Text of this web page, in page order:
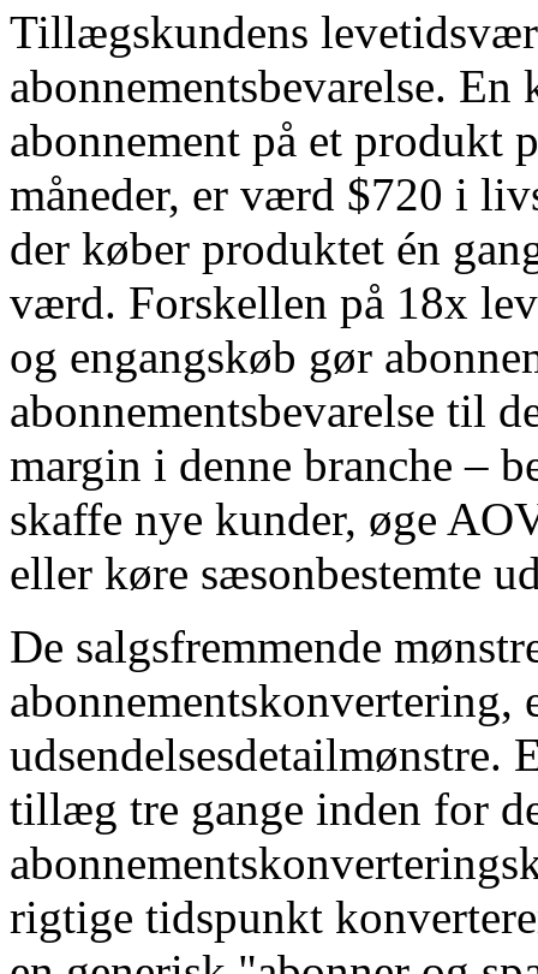
Tillægskundens
abonnementsbevarelse.
abonnement på et produkt
måneder, er værd $720 i
der køber produktet én
værd. Forskellen på 18x
og engangskøb gør
abonnementsbevarelse til
margin i denne branche –
skaffe nye kunder, øge
eller køre sæsonbestemte
De salgsfremmende
abonnementskonvertering,
udsendelsesdetailmønstre.
tillæg tre gange inden for
rigtige tidspunkt